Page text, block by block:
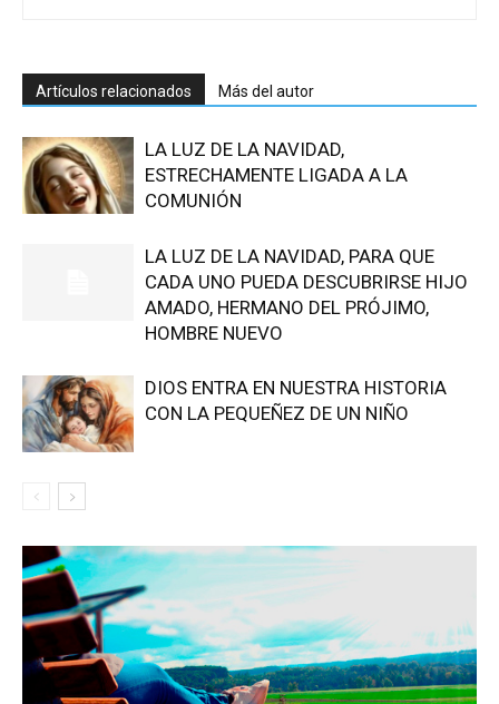
Artículos relacionados Más del autor
LA LUZ DE LA NAVIDAD,
ESTRECHAMENTE LIGADA A LA
COMUNIÓN
LA LUZ DE LA NAVIDAD, PARA QUE
CADA UNO PUEDA DESCUBRIRSE HIJO
AMADO, HERMANO DEL PRÓJIMO,
HOMBRE NUEVO
DIOS ENTRA EN NUESTRA HISTORIA
CON LA PEQUEÑEZ DE UN NIÑO